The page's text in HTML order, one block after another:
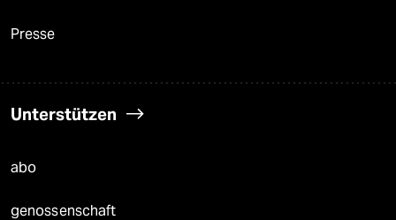
Presse
Unterstützen
abo
genossenschaft